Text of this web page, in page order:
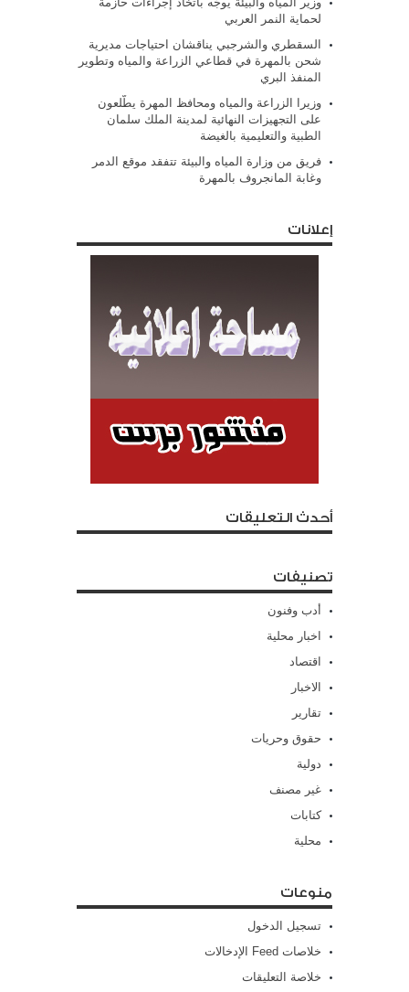
لحماية النمر العربي
السقطري والشرجبي يناقشان احتياجات مديرية
شحن بالمهرة في قطاعي الزراعة والمياه وتطوير
المنفذ البري
وزيرا الزراعة والمياه ومحافظ المهرة يطّلعون
على التجهيزات النهائية لمدينة الملك سلمان
الطبية والتعليمية بالغيضة
فريق من وزارة المياه والبيئة تتفقد موقع الدمر
وغابة المانجروف بالمهرة
إعلانات
أحدث التعليقات
تصنيفات
أدب وفنون
اخبار محلية
اقتصاد
الاخبار
تقارير
حقوق وحريات
دولية
غير مصنف
كتابات
محلية
منوعات
تسجيل الدخول
خلاصات Feed الإدخالات
خلاصة التعليقات